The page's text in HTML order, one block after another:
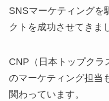
SNSマーケティングを
クトを成功させてきま
CNP（日本トップクラ
のマーケティング担当
関わっています。